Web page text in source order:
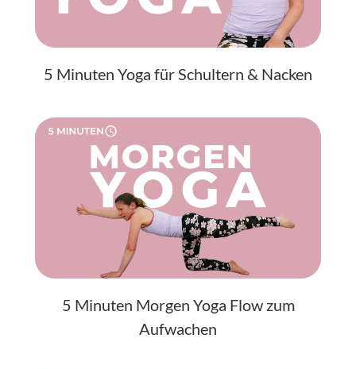
5 Minuten Yoga für Schultern & Nacken
5 Minuten Morgen Yoga Flow zum
Aufwachen